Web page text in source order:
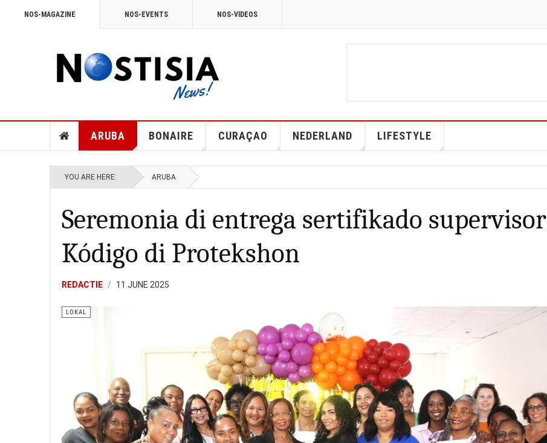
NOS-MAGAZINE NOS-EVENTS NOS-VIDEOS
ARUBA BONAIRE CURAÇAO NEDERLAND LIFESTYLE
YOU ARE HERE: ARUBA
Seremonia di entrega sertifikado supervisor
Kódigo di Protekshon
REDACTIE 11 JUNE 2025
LOKAL